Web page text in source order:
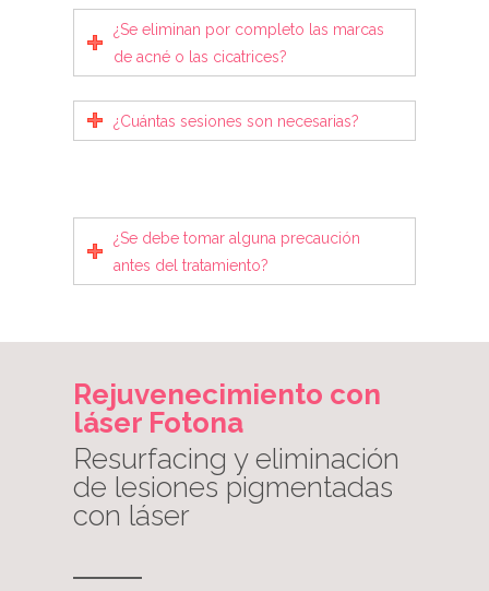
¿Se eliminan por completo las marcas
de acné o las cicatrices?
¿Cuántas sesiones son necesarias?
¿Se debe tomar alguna precaución
antes del tratamiento?
Rejuvenecimiento con
láser Fotona
Resurfacing y eliminación
de lesiones pigmentadas
con láser